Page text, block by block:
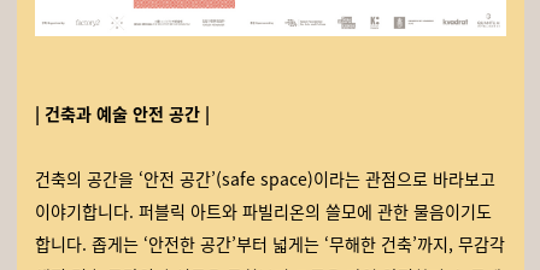
| 건축과 예술 안전 공간 |
건축의 공간을 ‘안전 공간’(safe space)이라는 관점으로 바라보고
이야기합니다. 퍼블릭 아트와 파빌리온의 쓸모에 관한 물음이기도
합니다. 좁게는 ‘안전한 공간’부터 넓게는 ‘무해한 건축’까지, 무감각